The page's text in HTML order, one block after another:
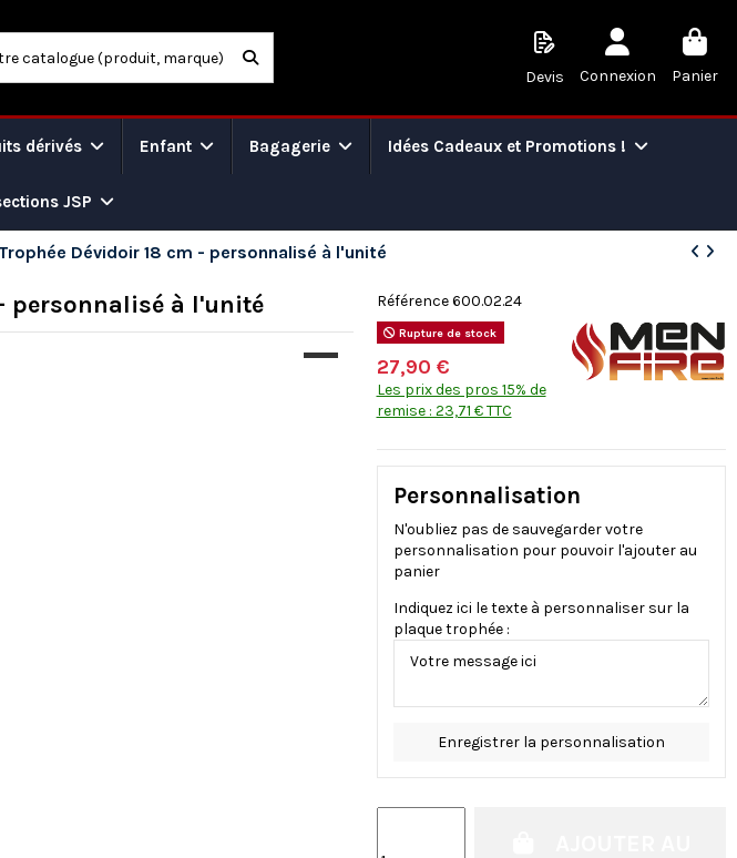
Devis Connexion Panier
dérivés Enfant Bagagerie Idées Cadeaux et Promotions !
JSP
Trophée Dévidoir 18 cm - personnalisé à l'unité
personnalisé à l'unité Référence 600.02.24
Rupture de stock
27,90 €
Les prix des pros 15% de
remise : 23,71 € TTC
Personnalisation
N'oubliez pas de sauvegarder votre
personnalisation pour pouvoir l'ajouter au
panier
Indiquez ici le texte à personnaliser sur la
plaque trophée :
Enregistrer la personnalisation